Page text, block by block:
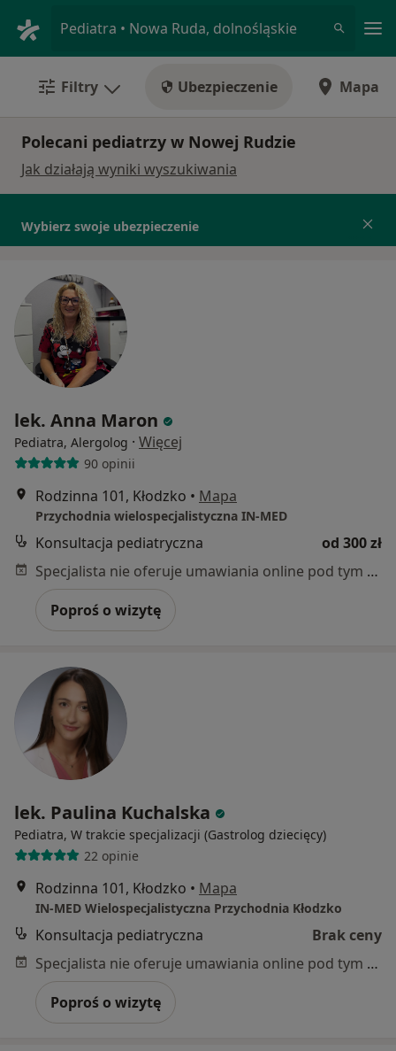
Pediatra • Nowa Ruda, dolnośląskie
Filtry Ubezpieczenie Mapa
Polecani pediatrzy w Nowej Rudzie
Jak działają wyniki wyszukiwania
Wybierz swoje ubezpieczenie
lek. Anna Maron
Pediatra, Alergolog · Więcej
90 opinii
Rodzinna 101, Kłodzko • Mapa
Przychodnia wielospecjalistyczna IN-MED
Konsultacja pediatryczna
od 300 zł
Specjalista nie oferuje umawiania online pod tym adresem.
Poproś o wizytę
lek. Paulina Kuchalska
Pediatra, W trakcie specjalizacji (Gastrolog dziecięcy)
22 opinie
Rodzinna 101, Kłodzko • Mapa
IN-MED Wielospecjalistyczna Przychodnia Kłodzko
Konsultacja pediatryczna
Brak ceny
Specjalista nie oferuje umawiania online pod tym adresem.
Poproś o wizytę